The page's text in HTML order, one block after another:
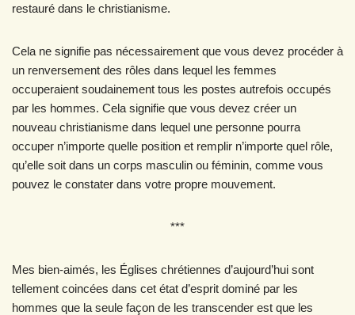
restauré dans le christianisme.
Cela ne signifie pas nécessairement que vous devez procéder à
un renversement des rôles dans lequel les femmes
occuperaient soudainement tous les postes autrefois occupés
par les hommes. Cela signifie que vous devez créer un
nouveau christianisme dans lequel une personne pourra
occuper n’importe quelle position et remplir n’importe quel rôle,
qu’elle soit dans un corps masculin ou féminin, comme vous
pouvez le constater dans votre propre mouvement.
***
Mes bien-aimés, les Églises chrétiennes d’aujourd’hui sont
tellement coincées dans cet état d’esprit dominé par les
hommes que la seule façon de les transcender est que les